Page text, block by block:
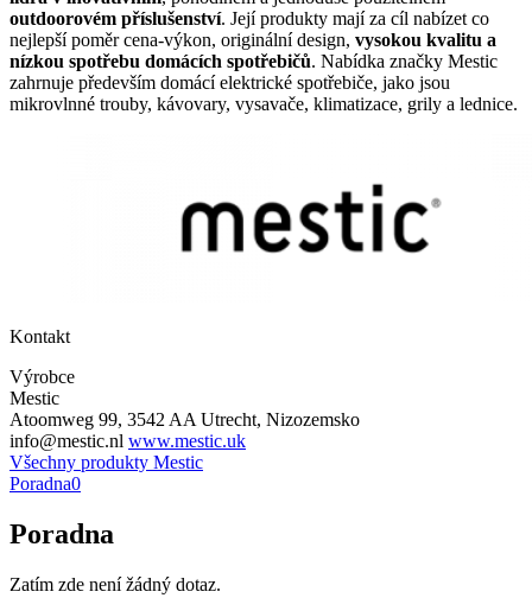
outdoorovém příslušenství. Její produkty mají za cíl nabízet co
nejlepší poměr cena-výkon, originální design, vysokou kvalitu a
nízkou spotřebu domácích spotřebičů. Nabídka značky Mestic
zahrnuje především domácí elektrické spotřebiče, jako jsou
mikrovlnné trouby, kávovary, vysavače, klimatizace, grily a lednice.
Kontakt
Výrobce
Mestic
Atoomweg 99, 3542 AA Utrecht, Nizozemsko
info@mestic.nl www.mestic.uk
Všechny produkty Mestic
Poradna0
Poradna
Zatím zde není žádný dotaz.